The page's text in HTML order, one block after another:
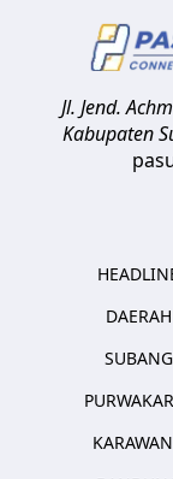
Jl. Jend.
Kabupaten
DAERAH
SUBANG